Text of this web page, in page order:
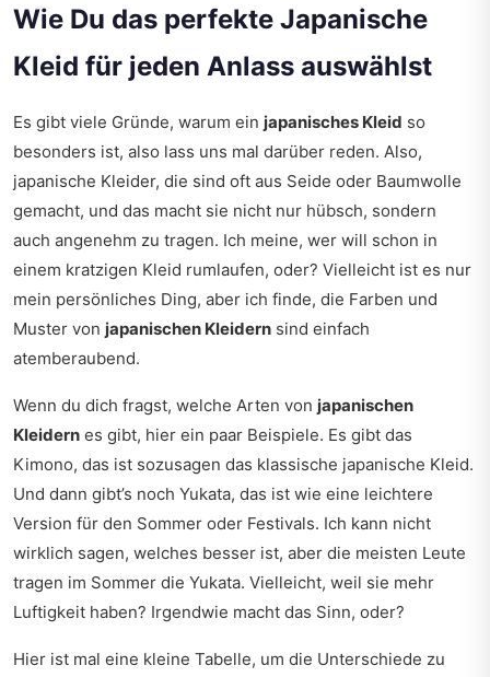
Wie Du das perfekte Japanische
Kleid für jeden Anlass auswählst
Es gibt viele Gründe, warum ein japanisches Kleid so
besonders ist, also lass uns mal darüber reden. Also,
japanische Kleider, die sind oft aus Seide oder Baumwolle
gemacht, und das macht sie nicht nur hübsch, sondern
auch angenehm zu tragen. Ich meine, wer will schon in
einem kratzigen Kleid rumlaufen, oder? Vielleicht ist es nur
mein persönliches Ding, aber ich finde, die Farben und
Muster von japanischen Kleidern sind einfach
atemberaubend.
Wenn du dich fragst, welche Arten von japanischen
Kleidern es gibt, hier ein paar Beispiele. Es gibt das
Kimono, das ist sozusagen das klassische japanische Kleid.
Und dann gibt’s noch Yukata, das ist wie eine leichtere
Version für den Sommer oder Festivals. Ich kann nicht
wirklich sagen, welches besser ist, aber die meisten Leute
tragen im Sommer die Yukata. Vielleicht, weil sie mehr
Luftigkeit haben? Irgendwie macht das Sinn, oder?
Hier ist mal eine kleine Tabelle, um die Unterschiede zu